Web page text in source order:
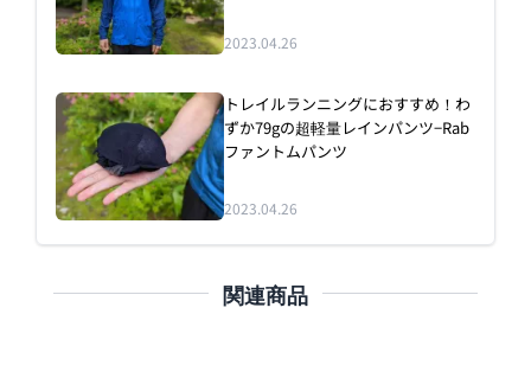
2023.04.26
トレイルランニングにおすすめ！わ
ずか79gの超軽量レインパンツ−Rab
ファントムパンツ
2023.04.26
関連商品